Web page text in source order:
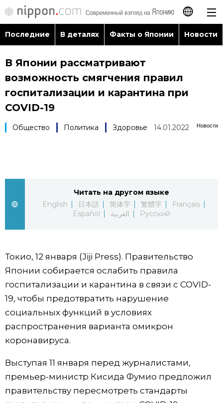
日本語
العربية
Последние
В деталях
Новости
Путеводитель по Японии
Люди
Блог
Экономика
Популярные статьи
Японский язык
Семья
official SNS
Последние В деталях Факты о Японии Новости
В Японии рассматривают
возможность смягчения правил
госпитализации и карантина при
COVID-19
Новости
Общество Политика Здоровье 14.01.2022
Читать на другом языке
English
日本語 简体字 繁體字
Français
Español
العربية Русский
Токио, 12 января (Jiji Press). Правительство
Японии собирается ослабить правила
госпитализации и карантина в связи с COVID-
19, чтобы предотвратить нарушение
социальных функций в условиях
распространения варианта омикрон
коронавируса.
Выступая 11 января перед журналистами,
премьер-министр Кисида Фумио предложил
правительству пересмотреть стандарты